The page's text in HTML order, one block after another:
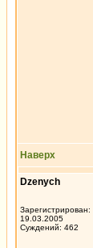
Наверх
Dzenych
Зарегистрирован:
19.03.2005
Суждений: 462